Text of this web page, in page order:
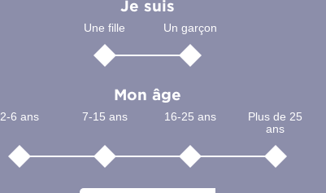
Je suis
Une fille Un garçon
Mon âge
2-6 ans 7-15 ans 16-25 ans
Plus de 25
ans